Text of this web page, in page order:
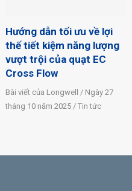
Hướng dẫn tối ưu về lợi
thế tiết kiệm năng lượng
vượt trội của quạt EC
Cross Flow
Bài viết của Longwell / Ngày 27
tháng 10 năm 2025 / Tin tức